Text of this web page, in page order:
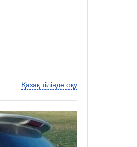
Қазақ тілінде оқу